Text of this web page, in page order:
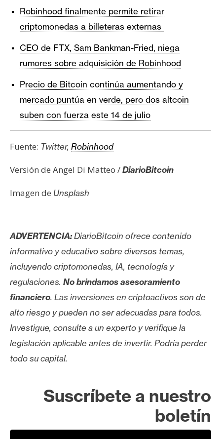
Robinhood finalmente permite retirar
criptomonedas a billeteras externas
CEO de FTX, Sam Bankman-Fried, niega
rumores sobre adquisición de Robinhood
Precio de Bitcoin continúa aumentando y
mercado puntúa en verde, pero dos altcoin
suben con fuerza este 14 de julio
Fuente: Twitter, Robinhood
Versión de Angel Di Matteo /DiarioBitcoin
Imagen de Unsplash
ADVERTENCIA:DiarioBitcoin ofrece contenido
informativo y educativo sobre diversos temas,
incluyendo criptomonedas, IA, tecnología y
regulaciones. No brindamos asesoramiento
financiero. Las inversiones en criptoactivos son de
alto riesgo y pueden no ser adecuadas para todos.
Investigue, consulte a un experto y verifique la
legislación aplicable antes de invertir. Podría perder
todo su capital.
Suscríbete a nuestro
boletín